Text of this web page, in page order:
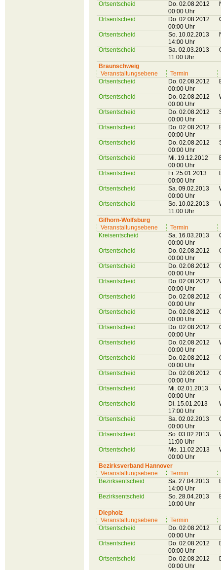
Ortsentscheid
Do. 02.08.2012
00:00 Uhr
Ortsentscheid
Do. 02.08.2012
00:00 Uhr
Ortsentscheid
So. 10.02.2013
14:00 Uhr
Ortsentscheid
Sa. 02.03.2013
11:00 Uhr
Braunschweig
Veranstaltungsebene
Termin
Ortsentscheid
Do. 02.08.2012
00:00 Uhr
Ortsentscheid
Do. 02.08.2012
00:00 Uhr
Ortsentscheid
Do. 02.08.2012
00:00 Uhr
Ortsentscheid
Do. 02.08.2012
00:00 Uhr
Ortsentscheid
Do. 02.08.2012
00:00 Uhr
Ortsentscheid
Mi. 19.12.2012
00:00 Uhr
Ortsentscheid
Fr. 25.01.2013
00:00 Uhr
Ortsentscheid
Sa. 09.02.2013
00:00 Uhr
Ortsentscheid
So. 10.02.2013
11:00 Uhr
Gifhorn-Wolfsburg
Veranstaltungsebene
Termin
Kreisentscheid
Sa. 16.03.2013
00:00 Uhr
Ortsentscheid
Do. 02.08.2012
00:00 Uhr
Ortsentscheid
Do. 02.08.2012
00:00 Uhr
Ortsentscheid
Do. 02.08.2012
00:00 Uhr
Ortsentscheid
Do. 02.08.2012
00:00 Uhr
Ortsentscheid
Do. 02.08.2012
00:00 Uhr
Ortsentscheid
Do. 02.08.2012
00:00 Uhr
Ortsentscheid
Do. 02.08.2012
00:00 Uhr
Ortsentscheid
Do. 02.08.2012
00:00 Uhr
Ortsentscheid
Do. 02.08.2012
00:00 Uhr
Ortsentscheid
Mi. 02.01.2013
00:00 Uhr
Ortsentscheid
Di. 15.01.2013
17:00 Uhr
Ortsentscheid
Sa. 02.02.2013
00:00 Uhr
Ortsentscheid
So. 03.02.2013
11:00 Uhr
Ortsentscheid
Mo. 11.02.2013
00:00 Uhr
Bezirksverband Hannover
Veranstaltungsebene
Termin
Bezirksentscheid
Sa. 27.04.2013
14:00 Uhr
Bezirksentscheid
So. 28.04.2013
10:00 Uhr
Diepholz
Veranstaltungsebene
Termin
Ortsentscheid
Do. 02.08.2012
00:00 Uhr
Ortsentscheid
Do. 02.08.2012
00:00 Uhr
Ortsentscheid
Do. 02.08.2012
00:00 Uhr